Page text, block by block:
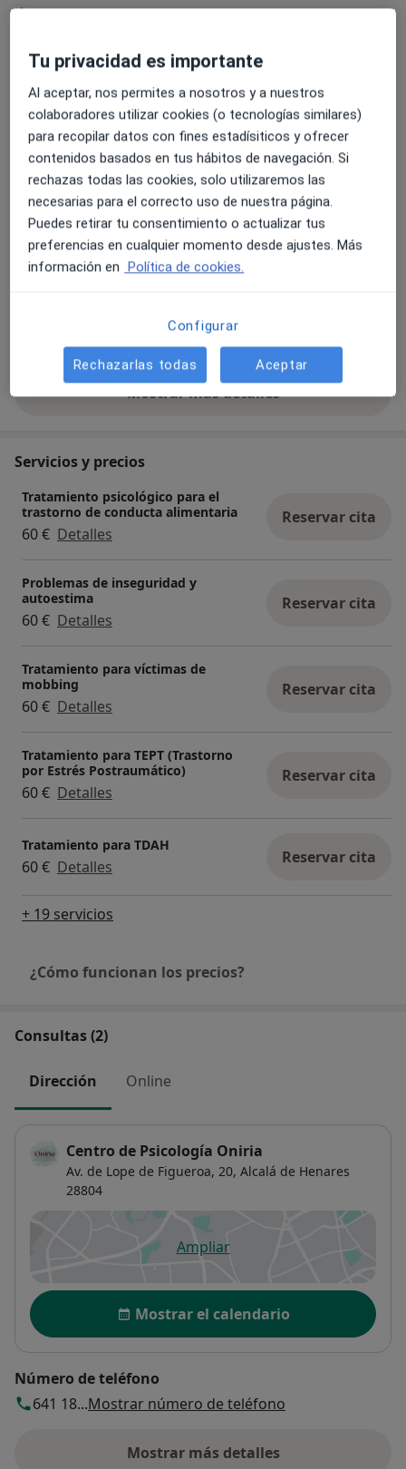
Adultos (Solo en algunas direcciones)
PresencialVer direcciones (1)
VideoconsultaVer calendario online
Fotos y vídeos
Mostrar más detalles
sobre la experiencia
Servicios y precios
Tratamiento psicológico para el
trastorno de conducta alimentaria
60 € Detalles
Reservar cita
Problemas de inseguridad y
autoestima
60 € Detalles
Reservar cita
Tratamiento para víctimas de
mobbing
60 € Detalles
Reservar cita
Tratamiento para TEPT (Trastorno
por Estrés Postraumático)
60 € Detalles
Reservar cita
Tratamiento para TDAH
60 € Detalles Reservar cita
+ 19 servicios
¿Cómo funcionan los precios?
Consultas (2)
Dirección Online
Centro de Psicología Oniria
Av. de Lope de Figueroa, 20, Alcalá de Henares
28804
Ampliarse abre en una nueva
Disponibilidad
Mostrar el calendario
Número de teléfono
641 18...Mostrar número de teléfono
Mostrar más detalles
sobre la dirección
Tu privacidad es importante
Al aceptar, nos permites a nosotros y a nuestros
colaboradores utilizar cookies (o tecnologías similares)
para recopilar datos con fines estadísiticos y ofrecer
contenidos basados en tus hábitos de navegación. Si
rechazas todas las cookies, solo utilizaremos las
necesarias para el correcto uso de nuestra página.
Puedes retirar tu consentimiento o actualizar tus
preferencias en cualquier momento desde ajustes. Más
información en Política de cookies.
Configurar
Rechazarlas todas Aceptar